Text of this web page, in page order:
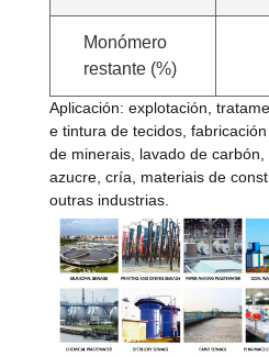
Monómero
restante (%)
Aplicación: explotación,
e tintura de tecidos,
de minerais, lavado de
azucre, cría, materiais de
outras industrias.